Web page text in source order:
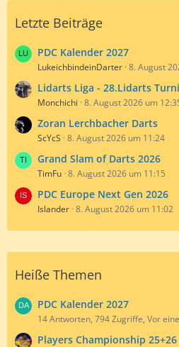
ä
e
e
e
i
r
ä
g
e
Letzte Beiträge
PDC Kalender 2027
LukeichbindeinDarter 8. August
Lidarts Liga - 28.Lidarts
Monchichi 8. August 2026 um
Zoran Lerchbacher Darts
ScYcS 8. August 2026 um 11:24
Grand Slam of Darts 2026
TimFu 8. August 2026 um 11:15
PDC Europe Next Gen 2026
Islander 8. August 2026 um 11:02
Heiße Themen
PDC Kalender 2027
14 Antworten, 794 Zugriffe, Vor
Players Championship 25+26